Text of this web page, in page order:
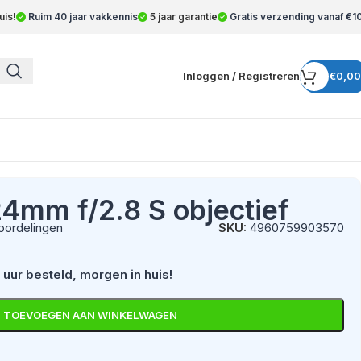
Ruim 40 jaar vakkennis 5 jaar garantie Gratis verzending vanaf
Inloggen / Registreren €0,00
f/2.8 S objectief
SKU: 4960759903570
TOEVOEGEN AAN WINKELWAGEN